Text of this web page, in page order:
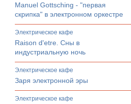
Manuel Gottsching - "первая
скрипка" в электронном оркестре
электрическое кафе
Raison d'etre. Сны в
индустриальную ночь
электрическое кафе
Заря электронной эры
электрическое кафе